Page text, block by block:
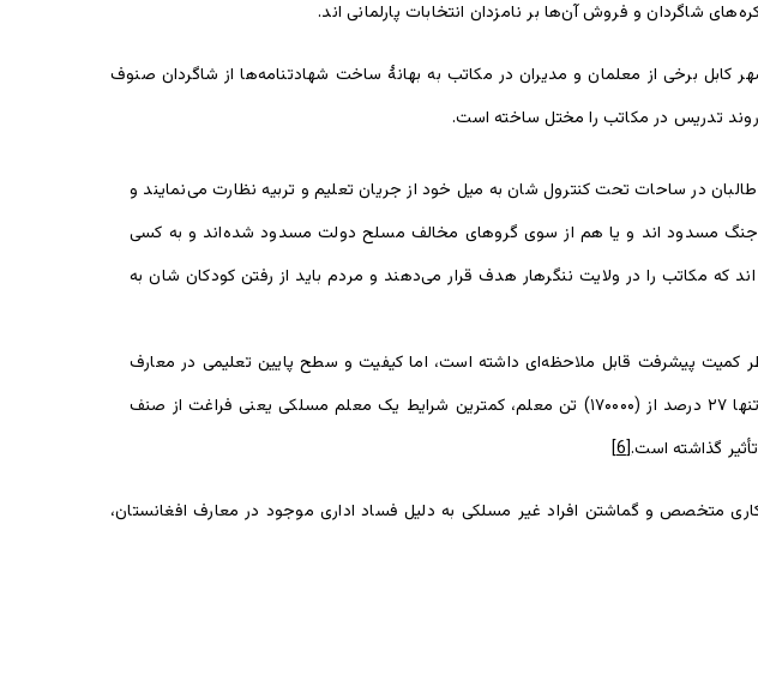
شاگردان و فروش آن‌ها بر نامزدان انتخابات پارلمانی اند.
برخی از معلمان و مدیران در مکاتب به بهانۀ ساخت شهادتنامه‌ها از شاگردان صنوف
روند تدریس در مکاتب را مختل ساخته است.
در ساحات تحت کنترول شان به میل خود از جریان تعلیم و تربیه نظارت می‌نمایند و
جنگ مسدود اند و یا هم از سوی گروهای مخالف مسلح دولت مسدود شده‌اند و به کسی
که مکاتب را در ولایت ننگرهار هدف قرار می‌دهند و مردم باید از رفتن کودکان شان به
کمیت پیشرفت قابل ملاحظه‌ای داشته است، اما کیفیت و سطح پایین تعلیمی در معارف
افغانستان، هنوز هم یکی از چالش‌های مهم به شمار می‌رود. براساس آمار وزارت معارف افغانستان تنها ۲۷ درصد از (۱۷۰۰۰۰) تن معلم، کمترین شرایط یک معلم مسلکی یعنی فراغت از صنف
گذاشته است.[6]
متخصص و گماشتن افراد غیر مسلکی به دلیل فساد اداری موجود در معارف افغانستان،